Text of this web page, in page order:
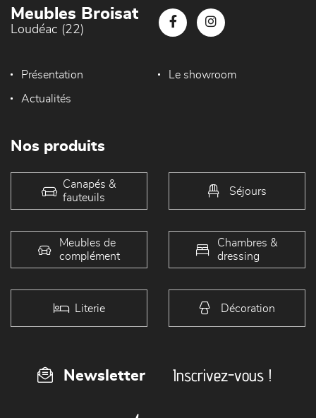
Meubles Broisat
Loudéac (22)
Présentation Le showroom
Actualités
Nos produits
Canapés &
fauteuils
Séjours
Meubles de
complément
Chambres &
dressing
Literie Décoration
Newsletter Inscrivez-vous !